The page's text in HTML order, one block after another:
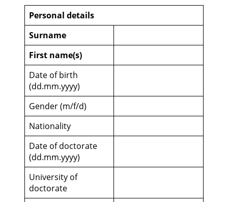
Personal details
Surname
First name(s)
Date of birth
(dd.mm.yyyy)
Gender (m/f/d)
Nationality
Date of doctorate
(dd.mm.yyyy)
University of
doctorate